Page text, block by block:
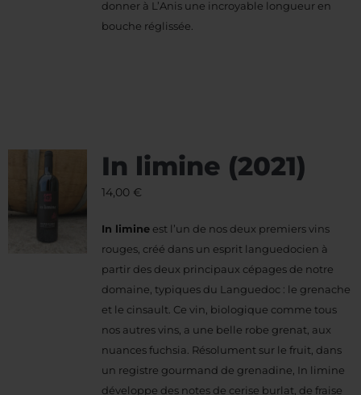
donner à L’Anis une incroyable longueur en
bouche réglissée.
In limine (2021)
14,00 €
In limineest l’un de nos deux premiers vins
rouges, créé dans un esprit languedocien à
partir des deux principaux cépages de notre
domaine, typiques du Languedoc : le grenache
et le cinsault. Ce vin, biologique comme tous
nos autres vins, a une belle robe grenat, aux
nuances fuchsia. Résolument sur le fruit, dans
un registre gourmand de grenadine, In limine
développe des notes de cerise burlat, de fraise